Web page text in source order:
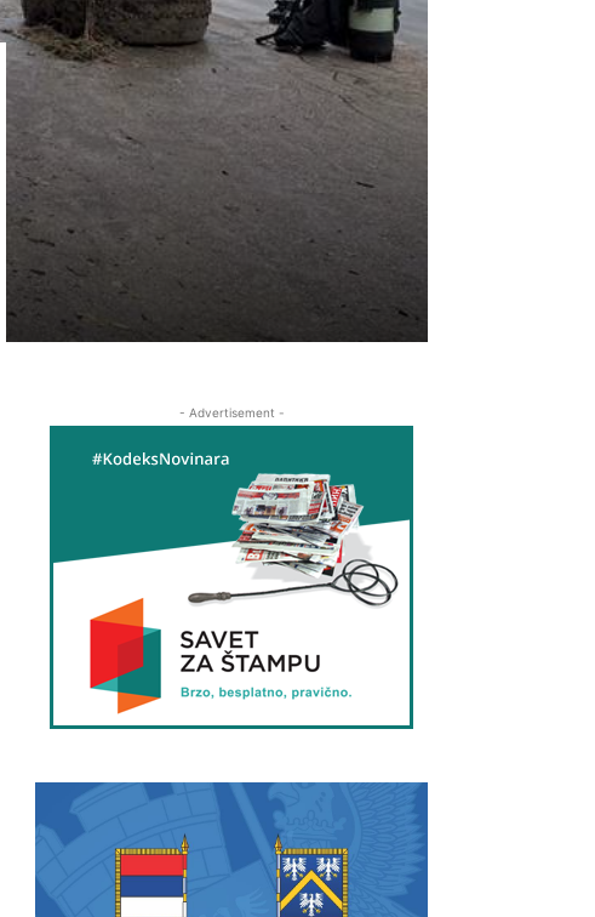
- Advertisement -